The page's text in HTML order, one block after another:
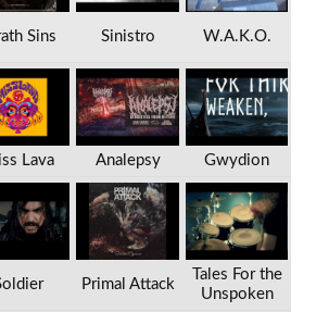
Sins Sinistro W.A.K.O.
Lava Analepsy Gwydion
Primal Attack
Tales For the
Unspoken